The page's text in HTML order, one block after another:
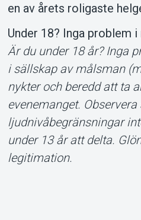
en av årets roligaste
Under 18? Inga problem
Är du under 18 år? Inga
i sällskap av målsman
nykter och beredd att ta
evenemanget.
ljudnivåbegränsningar
under 13 år att delta.
legitimation.